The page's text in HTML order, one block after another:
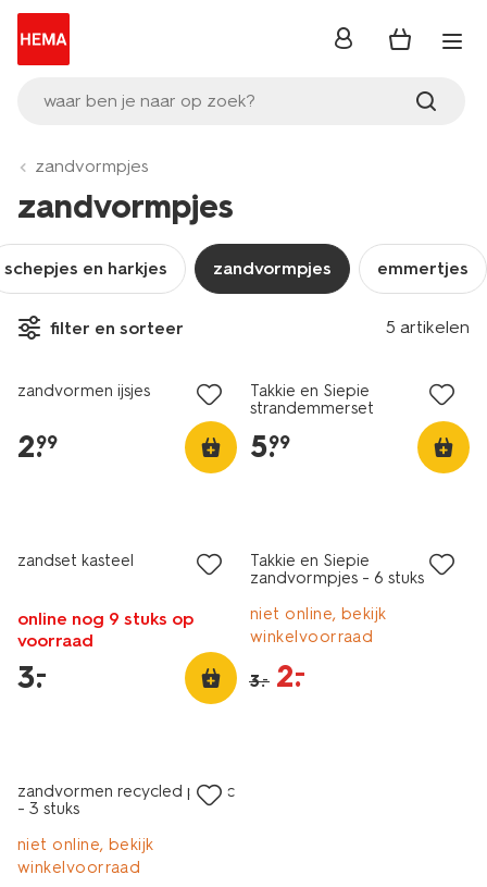
waar ben je naar op zoek?
inloggen
zandvormpjes
zandvormpjes
schepjes en harkjes zandvormpjes emmertjes
filter en sorteer 5 artikelen
zandvormen ijsjes
2.
99
Takkie en Siepie
strandemmerset
5.
99
zandset kasteel
online nog 9 stuks op
voorraad
3.
–
Takkie en Siepie
zandvormpjes - 6 stuks
niet online, bekijk
winkelvoorraad
3.– 2.
–
zandvormen recycled plastic
- 3 stuks
niet online, bekijk
winkelvoorraad